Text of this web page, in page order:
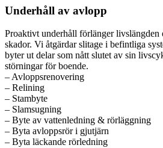
Underhåll av avlopp
Proaktivt underhåll förlänger livslängden
skador. Vi åtgärdar slitage i befintliga
byter ut delar som nått slutet av sin
störningar för boende.
– Avloppsrenovering
– Relining
– Stambyte
– Slamsugning
– Byte av vattenledning & rörläggning
– Byta avloppsrör i gjutjärn
– Byta läckande rörledning